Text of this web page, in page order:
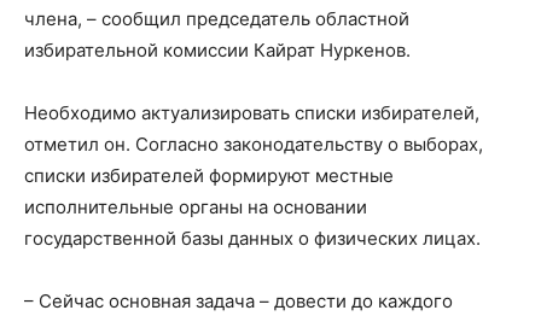
члена, – сообщил председатель областной
избирательной комиссии Кайрат Нуркенов.
Необходимо актуализировать списки избирателей,
отметил он. Согласно законодательству о выборах,
списки избирателей формируют местные
исполнительные органы на основании
государственной базы данных о физических лицах.
– Сейчас основная задача – довести до каждого